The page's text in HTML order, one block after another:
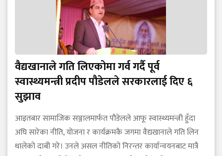
वैद्यखानाले गति लिएकोमा गर्व गर्दै पूर्व
स्वास्थ्यमन्त्री प्रदीप पौडेलले सरकारलाई दिए ६
सुझाव
आइतबार सामाजिक सञ्जालमार्फत पौडेलले आफू स्वास्थ्यमन्त्री हुँदा
अघि सारेका नीति, योजना र कार्यक्रमकै जगमा वैद्यखानाले गति लिन
थालेको दाबी गरे। उनले असल नीतिको निरन्तर कार्यान्वयनबाट मात्रै